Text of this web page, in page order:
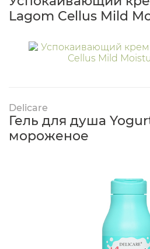
Lagom Cellus Mild
Delicare
Гель для душа
мороженое